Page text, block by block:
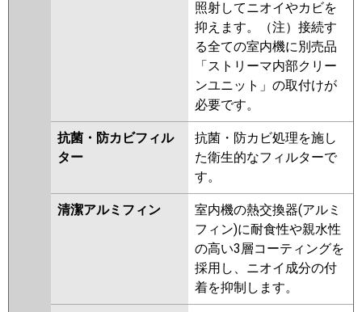
照射してニオイやカビを
抑えます。（注）接続す
る全ての室内機に別売品
「ストリーマ内部クリー
ンユニット」の取付けが
必要です。
抗菌・防カビフィル
ター
抗菌・防カビ処理を施し
た衛生的なフィルターで
す。
清潔アルミフィン
室内機の熱交換器(アルミ
フィン)に耐食性や親水性
の高い3層コーティングを
採用し、ニオイ成分の付
着を抑制します。